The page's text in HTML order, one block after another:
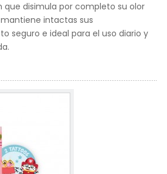
disimula por completo su olor
intactas sus
seguro e ideal para el uso diario y